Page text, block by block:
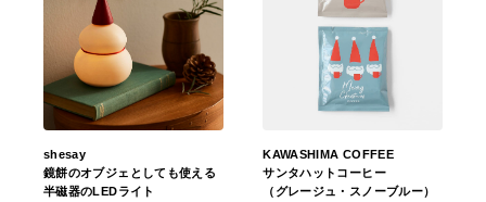
shesay
鏡餅のオブジェとしても使える
半磁器のLEDライト
KAWASHIMA COFFEE
サンタハットコーヒー
（グレージュ・スノーブルー）